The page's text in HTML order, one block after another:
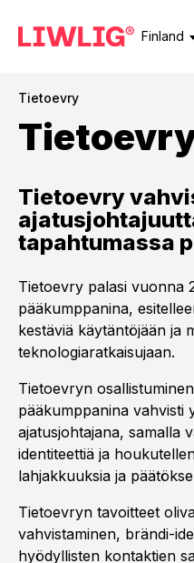
Finland
Tietoevry
Tietoevry
tapahtumassa
Tietoevry palasi vuonna
pääkumppanina,
kestäviä käytäntöjään ja
teknologiaratkaisujaan.
Tietoevryn
pääkumppanina vahvisti
ajatusjohtajana, samalla
identiteettiä ja
lahjakkuuksia ja
Tietoevryn tavoitteet
vahvistaminen, brändi-
hyödyllisten kontaktien